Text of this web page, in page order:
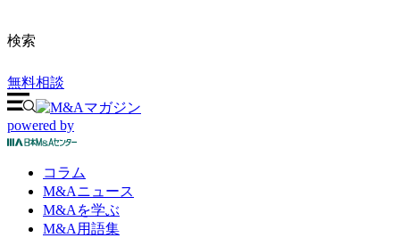
検索
無料相談
powered by
コラム
M&Aニュース
M&Aを学ぶ
M&A 用語集